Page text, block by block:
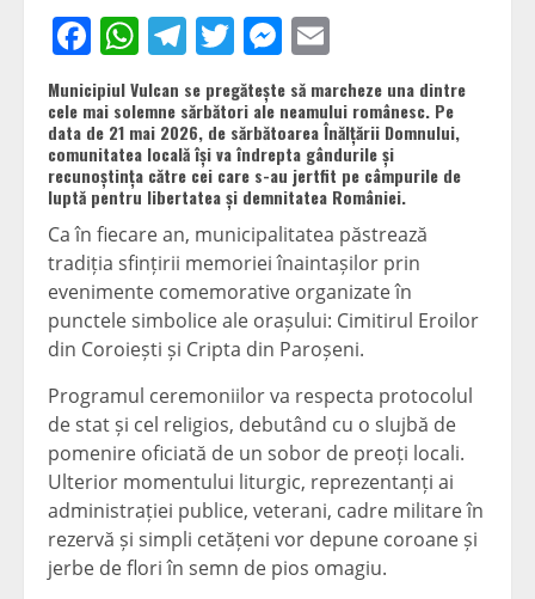
Facebook
WhatsApp
Telegram
TwitterMessenger
Municipiul Vulcan se pregătește să marcheze una dintre
cele mai solemne sărbători ale neamului românesc. Pe
data de 21 mai 2026, de sărbătoarea Înălțării Domnului,
comunitatea locală își va îndrepta gândurile și
recunoștința către cei care s-au jertfit pe câmpurile de
luptă pentru libertatea și demnitatea României.
Ca în fiecare an, municipalitatea păstrează
tradiția sfințirii memoriei înaintașilor prin
evenimente comemorative organizate în
punctele simbolice ale orașului: Cimitirul Eroilor
din Coroiești și Cripta din Paroșeni.
Programul ceremoniilor va respecta protocolul
de stat și cel religios, debutând cu o slujbă de
pomenire oficiată de un sobor de preoți locali.
Ulterior momentului liturgic, reprezentanți ai
administrației publice, veterani, cadre militare în
rezervă și simpli cetățeni vor depune coroane și
jerbe de flori în semn de pios omagiu.